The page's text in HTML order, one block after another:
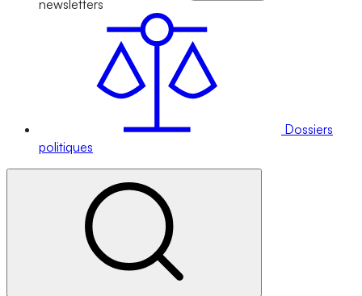
newsletters
Dossiers
politiques